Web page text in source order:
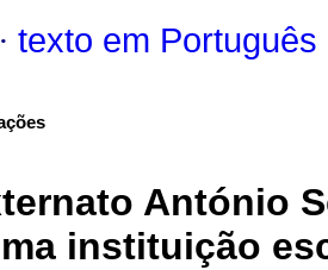
· texto em Português
António
instituição